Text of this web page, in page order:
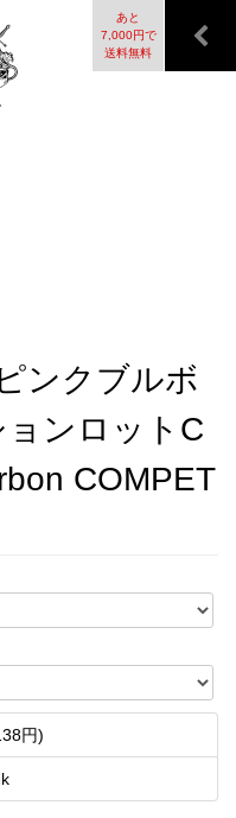
あと
7,000円で
送料無料
ンクブルボ
ンロットC
COMPET
円)